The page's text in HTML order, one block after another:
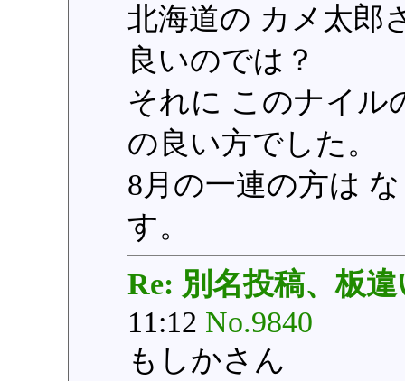
北海道の カメ太郎
良いのでは？
それに このナイル
の良い方でした。
8月の一連の方は
す。
Re: 別名投稿、板違
11:12 No.9840
もしかさん